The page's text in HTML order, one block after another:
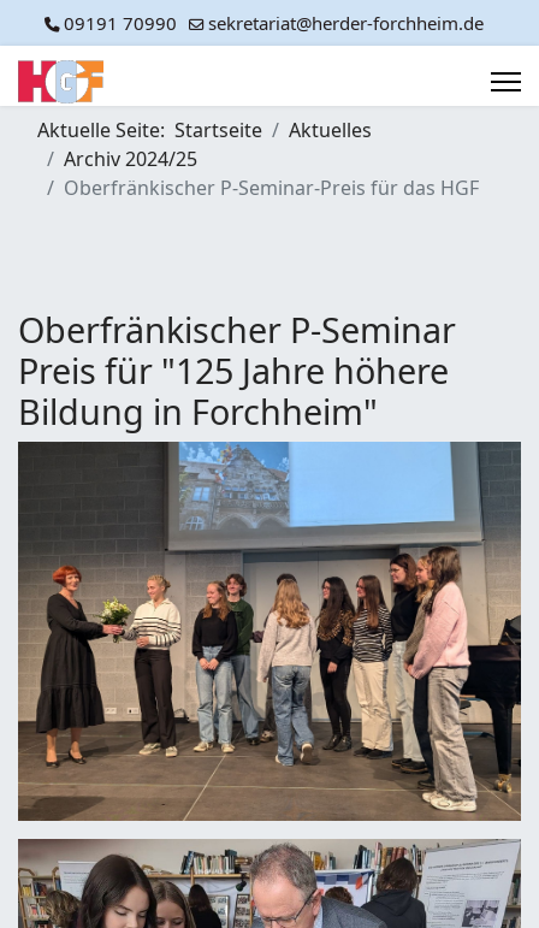
09191 70990 sekretariat@herder-forchheim.de
Aktuelle Seite: Startseite
Aktuelles
Archiv 2024/25
Oberfränkischer P-Seminar-Preis für das HGF
Oberfränkischer P-Seminar
Preis für "125 Jahre höhere
Bildung in Forchheim"